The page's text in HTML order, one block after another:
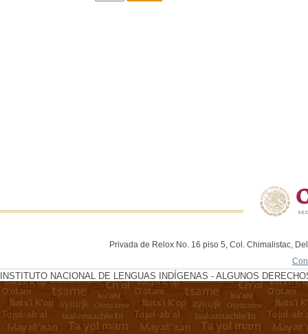
Privada de Relox No. 16 piso 5, Col. Chimalistac,
INSTITUTO NACIONAL DE LENGUAS INDÍGENAS - ALGUNOS